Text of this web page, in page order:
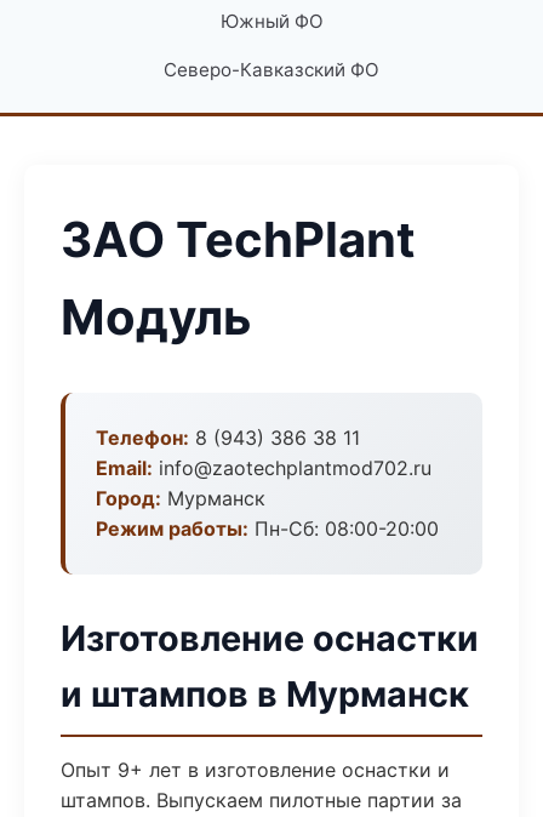
Южный ФО
Северо-Кавказский ФО
ЗАО TechPlant
Модуль
Телефон: 8 (943) 386 38 11
Email: info@zaotechplantmod702.ru
Город: Мурманск
Режим работы: Пн-Сб: 08:00-20:00
Изготовление оснастки
и штампов в Мурманск
Опыт 9+ лет в изготовление оснастки и
штампов. Выпускаем пилотные партии за